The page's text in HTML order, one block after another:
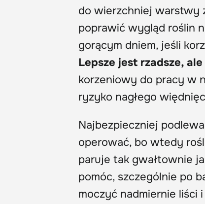
do wierzchniej warstwy
poprawić wygląd roślin
gorącym dniem, jeśli
Lepsze jest rzadsze,
korzeniowy do pracy w
ryzyko nagłego
Najbezpieczniej
operować, bo wtedy
paruje tak gwałtownie
pomóc, szczególnie po
moczyć nadmiernie liści